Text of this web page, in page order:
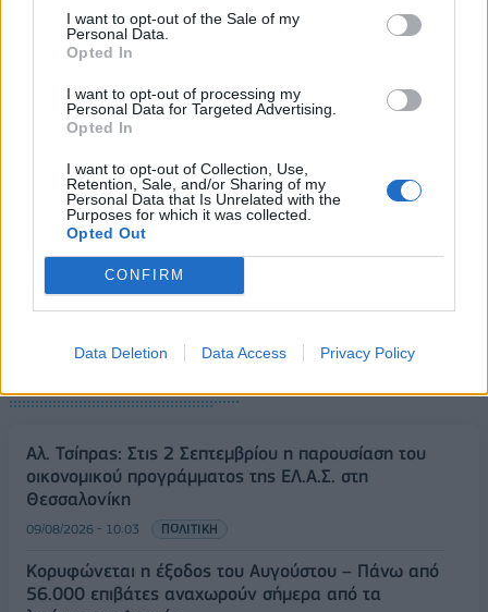
I want to opt-out of the Sale of my
Personal Data.
Opted In
I want to opt-out of processing my
Personal Data for Targeted Advertising.
Opted In
I want to opt-out of Collection, Use,
Retention, Sale, and/or Sharing of my
Personal Data that Is Unrelated with the
Purposes for which it was collected.
Opted Out
CONFIRM
Data Deletion Data Access Privacy Policy
«χρήση της ισχύος»
10/11/2025 - 13:20
τη Συρία
Αλ. Τσίπρας: Στις 2 Σεπτεμβρίου η παρουσίαση του
οικονομικού προγράμματος της ΕΛ.Α.Σ. στη
Θεσσαλονίκη
09/08/2026 - 10:03 ΠΟΛΙΤΙΚΗ
Κορυφώνεται η έξοδος του Αυγούστου – Πάνω από
56.000 επιβάτες αναχωρούν σήμερα από τα